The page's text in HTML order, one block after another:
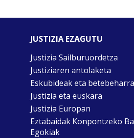
JUSTIZIA EZAGUTU
Justizia Sailburuordetza
Justiziaren antolaketa
Eskubideak eta
Justizia eta euskara
Justizia Europan
Eztabaidak Konpontzeko
Egokiak